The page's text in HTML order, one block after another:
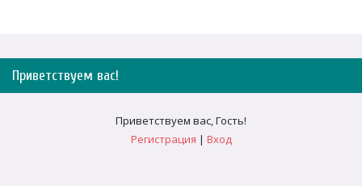
Приветствуем вас!
Приветствуем вас,Гость!
Регистрация | Вход